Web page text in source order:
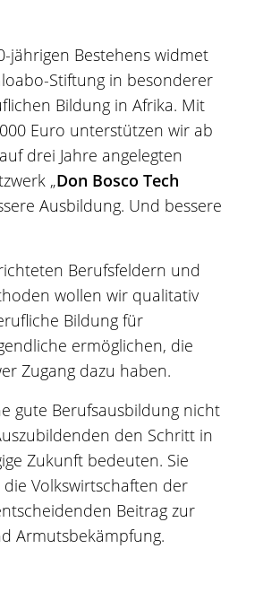
jährigen Bestehens widmet
Stiftung in besonderer
Bildung in Afrika. Mit
Euro unterstützen wir ab
drei Jahre angelegten
„Don Bosco Tech
Ausbildung. Und bessere
Berufsfeldern und
wollen wir qualitativ
Bildung für
ermöglichen, die
Zugang dazu haben.
gute Berufsausbildung nicht
den Schritt in
Zukunft bedeuten. Sie
Volkswirtschaften der
Beitrag zur
Armutsbekämpfung.